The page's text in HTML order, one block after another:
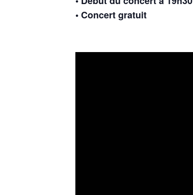
• Concert gratuit